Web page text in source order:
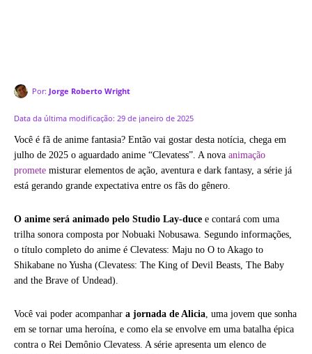
Por: Jorge Roberto Wright
Data da última modificação: 29 de janeiro de 2025
Você é fã de anime fantasia? Então vai gostar desta notícia, chega em
julho de 2025 o aguardado anime “Clevatess”. A nova animação
promete misturar elementos de ação, aventura e dark fantasy, a série já
está gerando grande expectativa entre os fãs do gênero.
O anime será animado pelo Studio Lay-duce e contará com uma
trilha sonora composta por Nobuaki Nobusawa. Segundo informações,
o título completo do anime é Clevatess: Maju no O to Akago to
Shikabane no Yusha (Clevatess: The King of Devil Beasts, The Baby
and the Brave of Undead).
Você vai poder acompanhar a jornada de Alicia, uma jovem que sonha
em se tornar uma heroína, e como ela se envolve em uma batalha épica
contra o Rei Demônio Clevatess. A série apresenta um elenco de